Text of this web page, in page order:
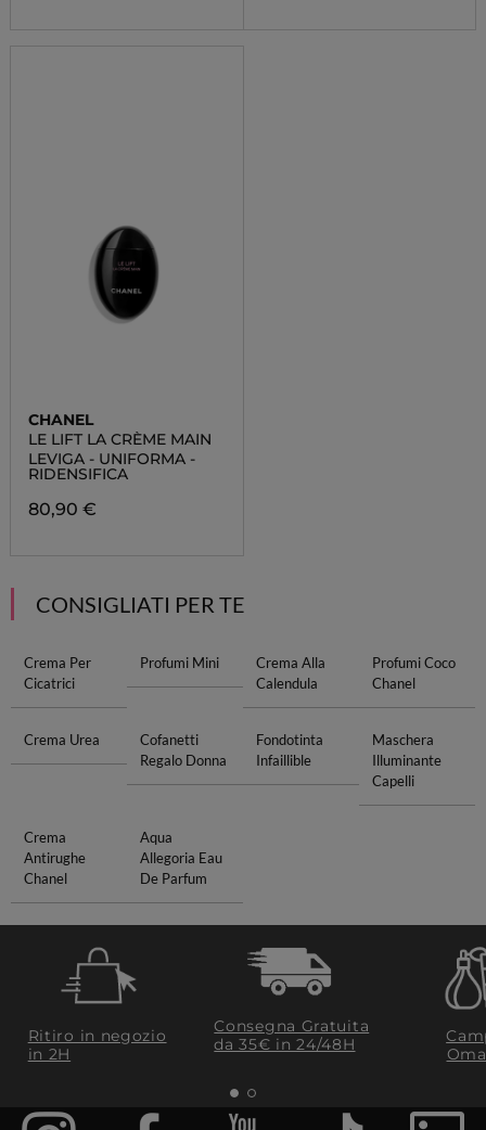
CHANEL
LE LIFT LA CRÈME MAIN
LEVIGA - UNIFORMA -
RIDENSIFICA
80,90 €
CONSIGLIATI PER TE
Crema Per
Cicatrici
Profumi Mini
Crema Alla
Calendula
Profumi Coco
Chanel
Crema Urea
Cofanetti
Regalo Donna
Fondotinta
Infaillible
Maschera
Illuminante
Capelli
Crema
Antirughe
Chanel
Aqua
Allegoria Eau
De Parfum
Ritiro in negozio
in 2H
Consegna Gratuita
da 35€​ in 24/48H